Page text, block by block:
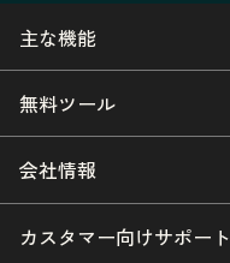
主な機能
無料ツール
会社情報
カスタマー向けサポート